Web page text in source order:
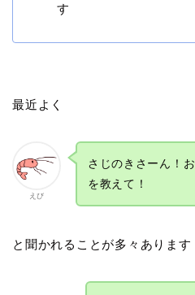
す
最近よく
えび
さじのきさーん！
を教えて！
と聞かれることが多々あります